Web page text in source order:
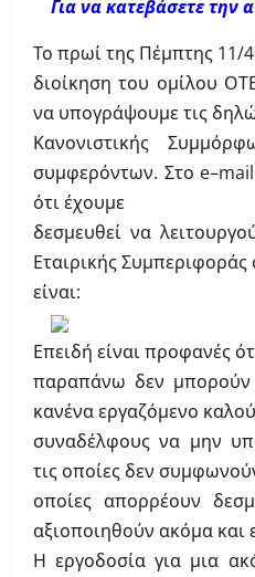
Για να κατεβάσετε την
Το πρωί της Πέμπτης 11/
διοίκηση του ομίλου
να υπογράψουμε τις
Κανονιστικής
συμφερόντων. Στο e–mail
ότι έχουμε
δεσμευθεί να
Εταιρικής Συμπεριφοράς
είναι:
Επειδή είναι προφανές
παραπάνω δεν
κανένα εργαζόμενο
συναδέλφους να μην
τις οποίες δεν
οποίες απορρέουν
αξιοποιηθούν ακόμα και
Η εργοδοσία για μια